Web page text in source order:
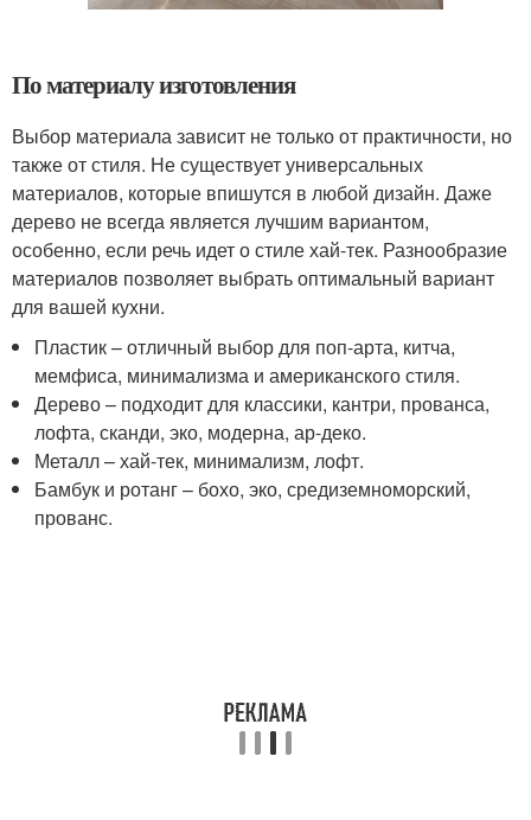
По материалу изготовления
Выбор материала зависит не только от практичности, но
также от стиля. Не существует универсальных
материалов, которые впишутся в любой дизайн. Даже
дерево не всегда является лучшим вариантом,
особенно, если речь идет о стиле хай-тек. Разнообразие
материалов позволяет выбрать оптимальный вариант
для вашей кухни.
Пластик – отличный выбор для поп-арта, китча,
мемфиса, минимализма и американского стиля.
Дерево – подходит для классики, кантри, прованса,
лофта, сканди, эко, модерна, ар-деко.
Металл – хай-тек, минимализм, лофт.
Бамбук и ротанг – бохо, эко, средиземноморский,
прованс.